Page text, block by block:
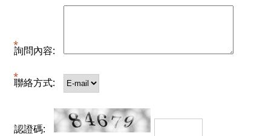
詢問內容:
聯絡方式:
認證碼: